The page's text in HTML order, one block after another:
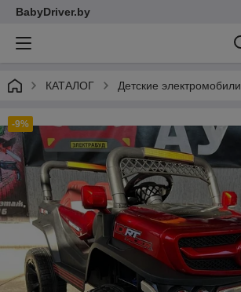
BabyDriver.by
КАТАЛОГ Детские электромобили
-9%